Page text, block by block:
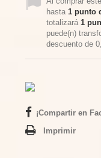
hasta 1 punto
totalizará 1
puede(n)
descuento de
¡Compartir en
Imprimir